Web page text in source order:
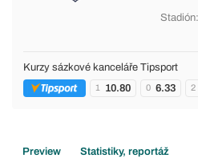
Stadión:
Kurzy sázkové kanceláře Tipsport
1 10.80 0 6.33 2
Preview Statistiky, reportáž